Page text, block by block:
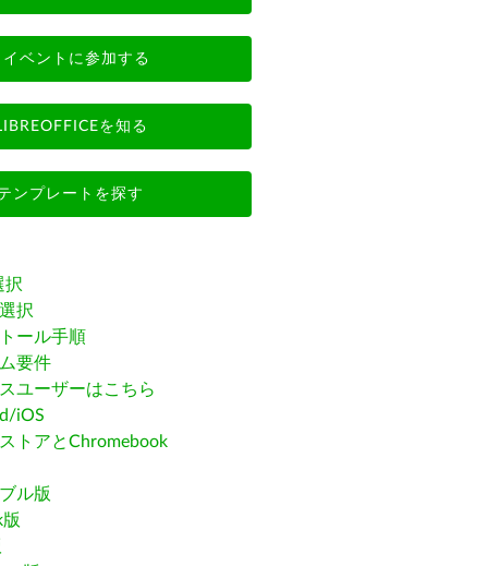
イベントに参加する
を知る
ンプレートを探す
択
択
ール手順
要件
ユーザーはこちら
iOS
トアとChromebook
ル版